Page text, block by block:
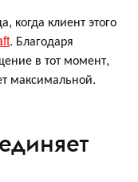
когда клиент этого
. Благодаря
в тот момент,
максимальной.